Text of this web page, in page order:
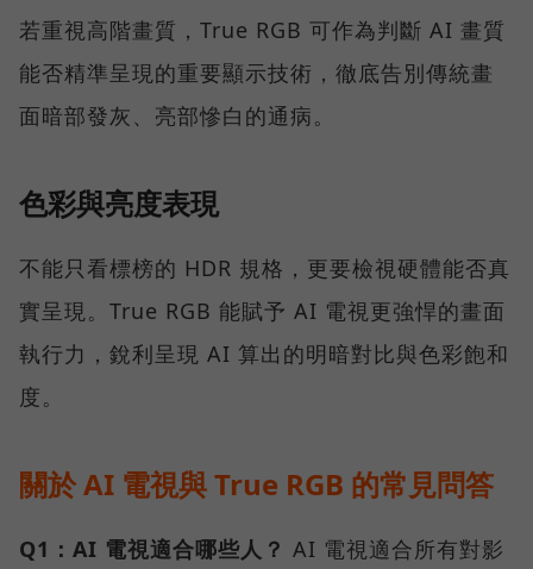
若重視高階畫質，True RGB 可作為判斷 AI 畫質
能否精準呈現的重要顯示技術，徹底告別傳統畫
面暗部發灰、亮部慘白的通病。
色彩與亮度表現
不能只看標榜的 HDR 規格，更要檢視硬體能否真
實呈現。True RGB 能賦予 AI 電視更強悍的畫面
執行力，銳利呈現 AI 算出的明暗對比與色彩飽和
度。
關於 AI 電視與 True RGB 的常見問答
Q1：AI 電視適合哪些人？ AI 電視適合所有對影